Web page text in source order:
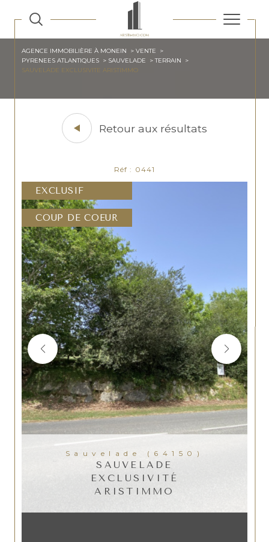
AGENCE IMMOBILIÈRE À MONEIN
VENTE
PYRENEES ATLANTIQUES
SAUVELADE
TERRAIN
SAUVELADE EXCLUSIVITE ARISTIMMO
Retour aux résultats
Réf : 0441
EXCLUSIF
COUP DE COEUR
Sauvelade (64150)
SAUVELADE
EXCLUSIVITÉ
ARISTIMMO